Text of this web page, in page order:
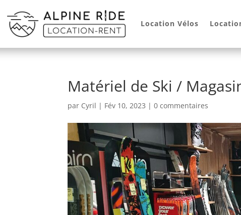
Location Vélos
Matériel de Ski /
par Cyril | Fév 10, 2023 |0 commentaires